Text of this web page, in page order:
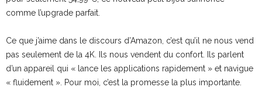
comme l’upgrade parfait.
Ce que j’aime dans le discours d’Amazon, c’est qu’il ne nous vend
pas seulement de la 4K. Ils nous vendent du confort. Ils parlent
d’un appareil qui « lance les applications rapidement » et navigue
« fluidement ». Pour moi, c’est la promesse la plus importante.